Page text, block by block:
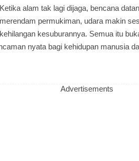
Ketika alam tak lagi dijaga, bencana
merendam permukiman, udara makin
kehilangan kesuburannya. Semua itu
nyata bagi kehidupan manusia
Advertisements